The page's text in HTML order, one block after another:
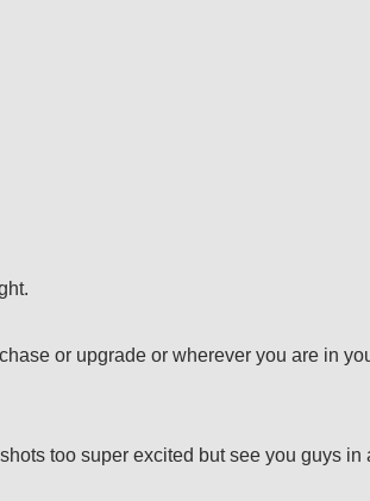
or upgrade or wherever you are in
too super excited but see you guys in